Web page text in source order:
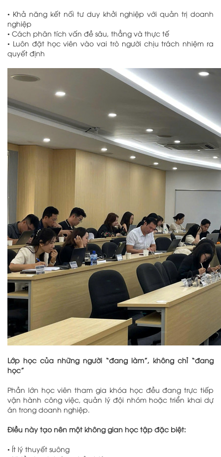
• Khả năng kết nối tư duy khởi nghiệp với quản trị doanh
nghiệp
• Cách phân tích vấn đề sâu, thẳng và thực tế
• Luôn đặt học viên vào vai trò người chịu trách nhiệm ra
quyết định
Lớp học của những người “đang làm”, không chỉ “đang
học”
Phần lớn học viên tham gia khóa học đều đang trực tiếp
vận hành công việc, quản lý đội nhóm hoặc triển khai dự
án trong doanh nghiệp.
Điều này tạo nên một không gian học tập đặc biệt:
• Ít lý thuyết suông